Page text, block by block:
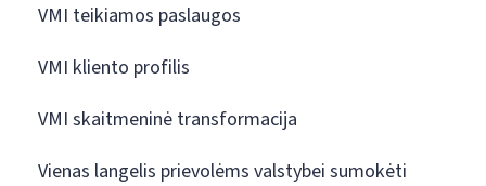
VMI teikiamos paslaugos
VMI kliento profilis
VMI skaitmeninė transformacija
Vienas langelis prievolėms valstybei sumokėti